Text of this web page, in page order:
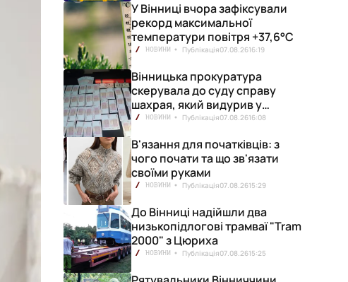
У Вінниці вчора зафіксували
рекорд максимальної
температури повітря +37,6°С
НОВИНИ Публікація07.08.2616:19
Вінницька прокуратура
скерувала до суду справу
шахрая, який видурив у
вінничанки 154 тисячі гривень
НОВИНИ Публікація07.08.2616:08
В'язання для початківців: з
чого почати та що зв'язати
своїми руками
НОВИНИ Публікація07.08.2615:29
До Вінниці надійшли два
низькопідлогові трамваї "Tram
2000" з Цюриха
НОВИНИ Публікація07.08.2615:25